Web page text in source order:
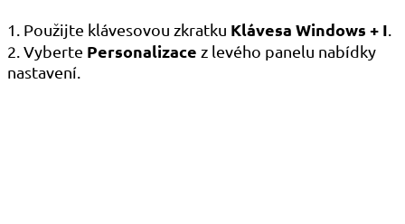
1. Použijte klávesovou zkratku Klávesa Windows + I
2. Vyberte Personalizace z levého panelu nabídky
nastavení.